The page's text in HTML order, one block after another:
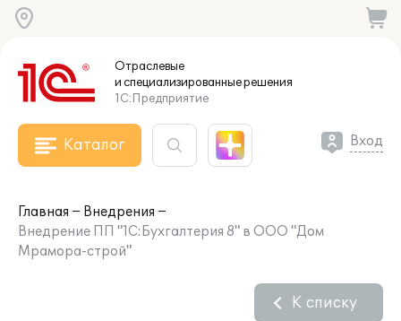
Отраслевые
и специализированныерешения
1С:Предприятие
Каталог Вход
Главная
Внедрения
Внедрение ПП "1С:Бухгалтерия 8" в ООО "Дом
Мрамора-строй"
К списку